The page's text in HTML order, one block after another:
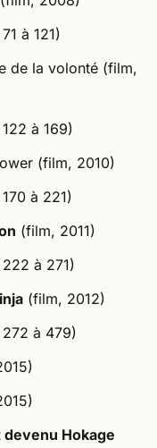
à 121)
de la volonté (film,
à 169)
(film, 2010)
à 221)
(film, 2011)
à 271)
(film, 2012)
à 479)
Hokage